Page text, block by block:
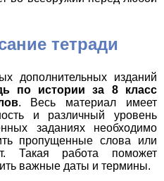
тетради
дополнительных изданий
по истории за 8 класс
. Весь материал имеет
и различный уровень
заданиях необходимо
пропущенные слова или
Такая работа поможет
важные даты и термины.